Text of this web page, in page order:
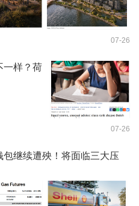
07-26
一样？荷
07-26
继续遭殃！将面临三大压